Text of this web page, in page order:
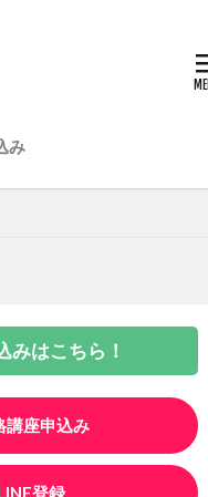
み
みはこちら！
講座申込み
登録